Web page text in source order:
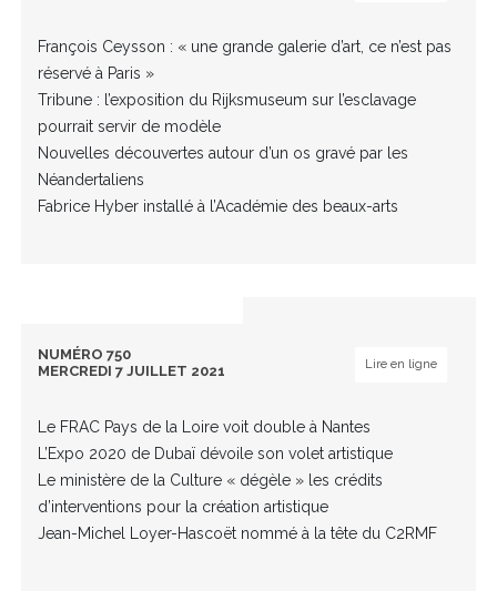
François Ceysson : « une grande galerie d’art, ce n’est pas
réservé à Paris »
Tribune : l’exposition du Rijksmuseum sur l’esclavage
pourrait servir de modèle
Nouvelles découvertes autour d’un os gravé par les
Néandertaliens
Fabrice Hyber installé à l’Académie des beaux-arts
NUMÉRO 750
MERCREDI 7 JUILLET 2021
Lire en ligne
Le FRAC Pays de la Loire voit double à Nantes
L’Expo 2020 de Dubaï dévoile son volet artistique
Le ministère de la Culture « dégèle » les crédits
d’interventions pour la création artistique
Jean-Michel Loyer-Hascoët nommé à la tête du C2RMF